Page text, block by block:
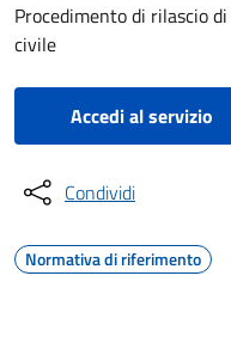
Procedimento di rilascio
civile
Accedi al servizio
Condividi
Normativa di riferimento